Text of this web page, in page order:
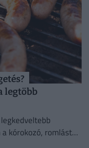
legtöbb
kórokozó, romlást